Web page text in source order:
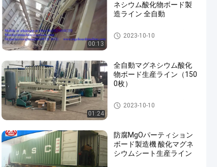
00:13
ネシウム酸化物ボード製
造ライン 全自動
マグネシウム酸化板の生産ラ
イン
2023-10-10
01:24
全自動マグネシウム酸化
物ボード生産ライン（150
0枚）
マグネシウム酸化板の生産ラ
イン
2023-10-10
防腐MgOパーティション
ボード製造機 酸化マグネ
シウムシート生産ライン